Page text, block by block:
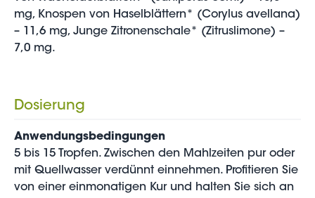
mg, Knospen von Haselblättern* (Corylus avellana)
– 11,6 mg, Junge Zitronenschale* (Zitruslimone) –
7,0 mg.
Dosierung
Anwendungsbedingungen
5 bis 15 Tropfen. Zwischen den Mahlzeiten pur oder
mit Quellwasser verdünnt einnehmen. Profitieren Sie
von einer einmonatigen Kur und halten Sie sich an